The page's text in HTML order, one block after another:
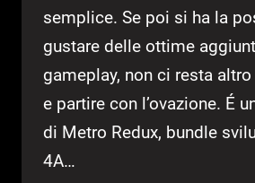
semplice. Se poi si ha la
gustare delle ottime
gameplay, non ci resta
e partire con l’ovazione. É
di Metro Redux, bundle
4A…